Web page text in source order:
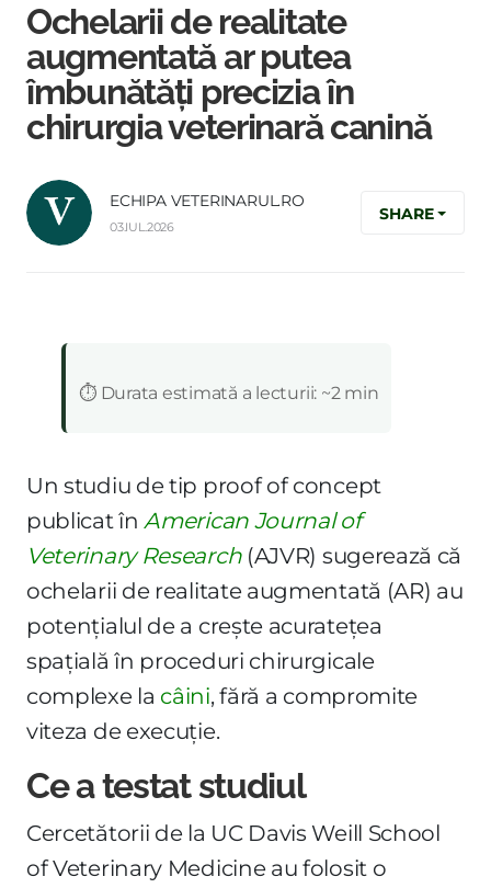
Ochelarii de realitate
augmentată ar putea
îmbunătăți precizia în
chirurgia veterinară canină
ECHIPA VETERINARUL.RO
03.IUL.2026
SHARE
⏱️ Durata estimată a lecturii: ~2 min
Un studiu de tip proof of concept
publicat înAmerican Journal of
Veterinary Research(AJVR) sugerează că
ochelarii de realitate augmentată (AR) au
potențialul de a crește acuratețea
spațială în proceduri chirurgicale
complexe la câini, fără a compromite
viteza de execuție.
Ce a testat studiul
Cercetătorii de la UC Davis Weill School
of Veterinary Medicine au folosit o